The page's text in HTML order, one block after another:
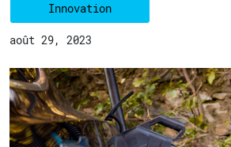
Innovation
août 29, 2023